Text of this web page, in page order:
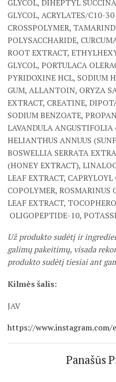
GLYCOL, DIHEPTYL
GLYCOL, ACRYLATES/C10-
CROSSPOLYMER,
POLYSACCHARIDE,
ROOT EXTRACT,
GLYCOL, PORTULACA
PYRIDOXINE HCL, SODIUM
GUM, ALLANTOIN, ORYZA
EXTRACT, CREATINE,
SODIUM BENZOATE,
LAVANDULA ANGUSTIFOLIA
HELIANTHUS ANNUUS
BOSWELLIA SERRATA
(HONEY EXTRACT),
LEAF EXTRACT,
COPOLYMER,
LEAF EXTRACT,
OLIGOPEPTIDE-10,
Už produkto sudėtį ir
galimų pakeitimų, visada
produkto sudėtį tiesiai ant
Kilmės šalis:
JAV
https://www.instagram.com/
Panašūs